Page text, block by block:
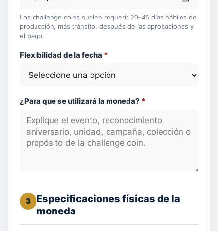
Los challenge coins suelen requerir 20–45 días hábiles de
producción, más tránsito, después de las aprobaciones y
el pago.
Flexibilidad de la fecha *
¿Para qué se utilizará la moneda? *
3
Especificaciones físicas de la
moneda